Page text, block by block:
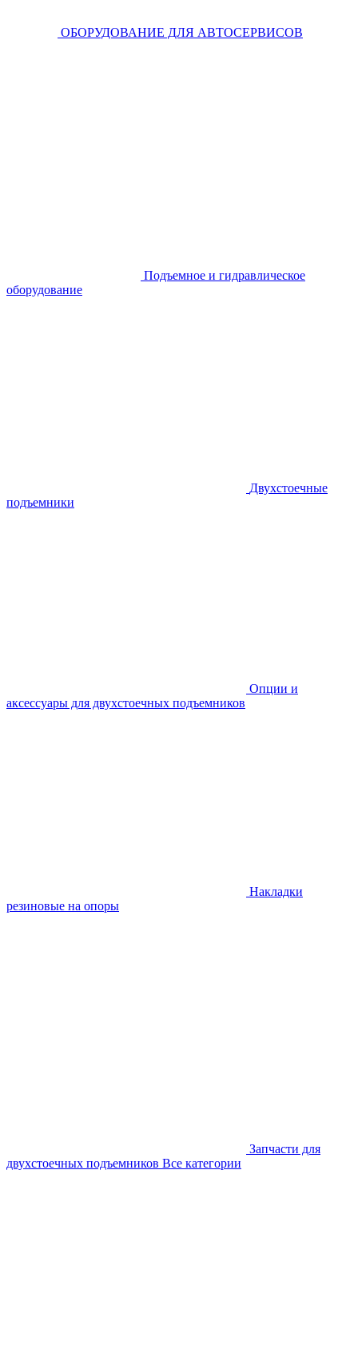
ОБОРУДОВАНИЕ ДЛЯ АВТОСЕРВИСОВ
Подъемное и гидравлическое
оборудование
Двухстоечные
подъемники
Опции и
аксессуары для двухстоечных подъемников
Накладки
резиновые на опоры
Запчасти для
двухстоечных подъемников Все категории